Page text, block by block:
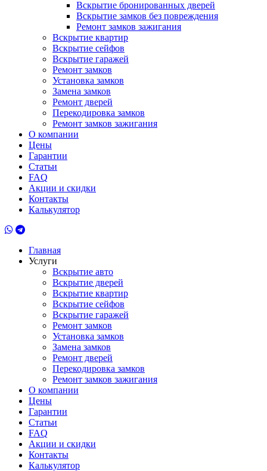
Вскрытие бронированных дверей
Вскрытие замков без повреждения
Ремонт замков зажигания
Вскрытие квартир
Вскрытие сейфов
Вскрытие гаражей
Ремонт замков
Установка замков
Замена замков
Ремонт дверей
Перекодировка замков
Ремонт замков зажигания
О компании
Цены
Гарантии
Статьи
FAQ
Акции и скидки
Контакты
Калькулятор
Главная
Услуги
Вскрытие авто
Вскрытие дверей
Вскрытие квартир
Вскрытие сейфов
Вскрытие гаражей
Ремонт замков
Установка замков
Замена замков
Ремонт дверей
Перекодировка замков
Ремонт замков зажигания
О компании
Цены
Гарантии
Статьи
FAQ
Акции и скидки
Контакты
Калькулятор